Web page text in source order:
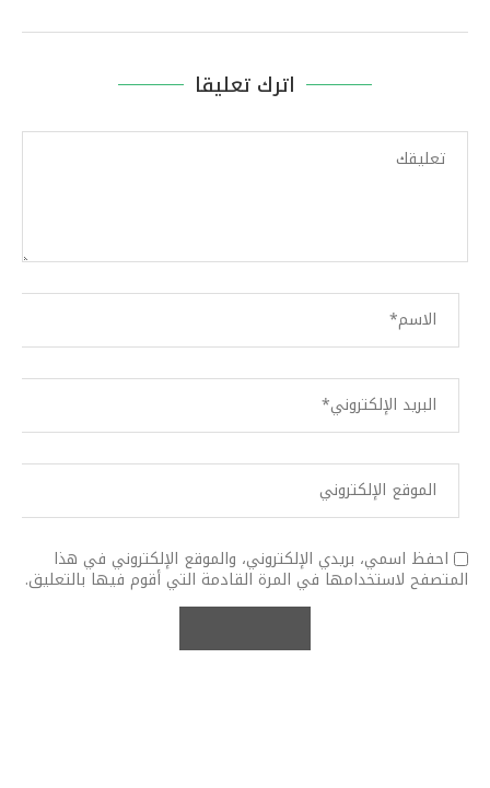
اترك تعليقا
احفظ اسمي، بريدي الإلكتروني، والموقع الإلكتروني في هذا
المتصفح لاستخدامها في المرة القادمة التي أقوم فيها بالتعليق.